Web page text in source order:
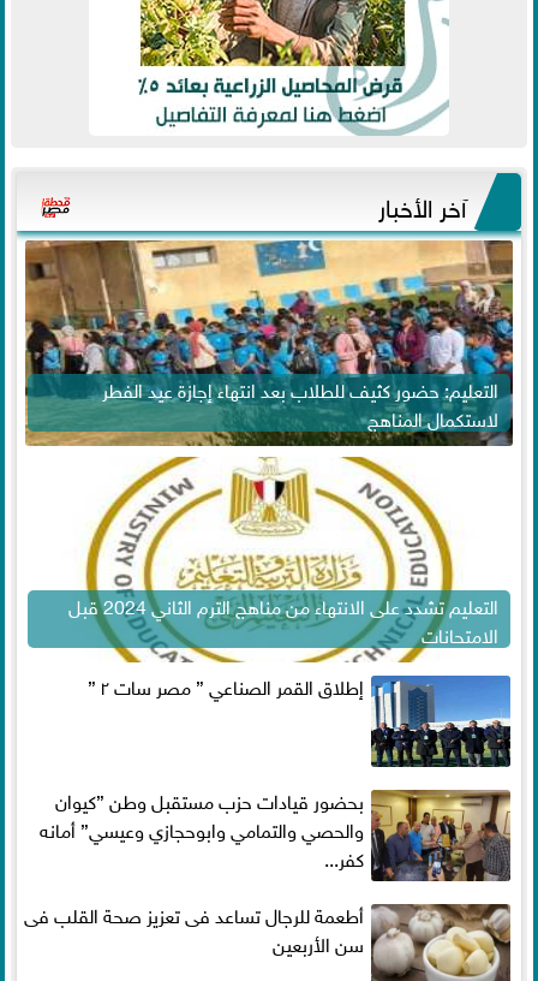
آخر الأخبار
التعليم: حضور كثيف للطلاب بعد انتهاء إجازة عيد الفطر
لاستكمال المناهج
التعليم تشدد على الانتهاء من مناهج الترم الثاني 2024 قبل
الامتحانات
إطلاق القمر الصناعي ” مصر سات ٢ ”
بحضور قيادات حزب مستقبل وطن ”كيوان
والحصي والتمامي وابوحجازي وعيسي” أمانه
كفر...
أطعمة للرجال تساعد فى تعزيز صحة القلب فى
سن الأربعين